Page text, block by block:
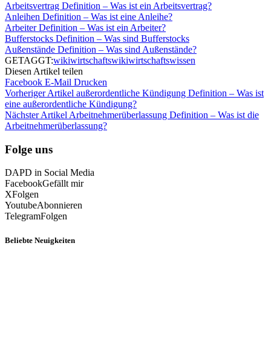
Arbeitsvertrag Definition – Was ist ein Arbeitsvertrag?
Anleihen Definition – Was ist eine Anleihe?
Arbeiter Definition – Was ist ein Arbeiter?
Bufferstocks Definition – Was sind Bufferstocks
Außenstände Definition – Was sind Außenstände?
GETAGGT:wikiwirtschaftswikiwirtschaftswissen
Diesen Artikel teilen
Facebook E-Mail Drucken
Vorheriger Artikel außerordentliche Kündigung Definition – Was ist
eine außerordentliche Kündigung?
Nächster Artikel Arbeitnehmerüberlassung Definition – Was ist die
Arbeitnehmerüberlassung?
Folge uns
DAPD in Social Media
FacebookGefällt mir
XFolgen
YoutubeAbonnieren
TelegramFolgen
Beliebte Neuigkeiten